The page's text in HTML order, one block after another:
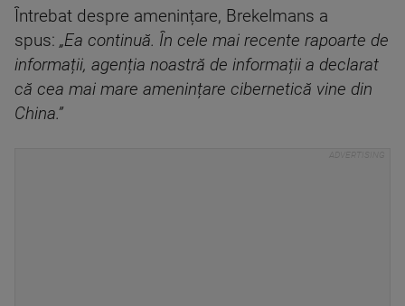
Întrebat despre amenințare, Brekelmans a
spus: „Ea continuă. În cele mai recente rapoarte de
informații, agenția noastră de informații a declarat
că cea mai mare amenințare cibernetică vine din
China.”